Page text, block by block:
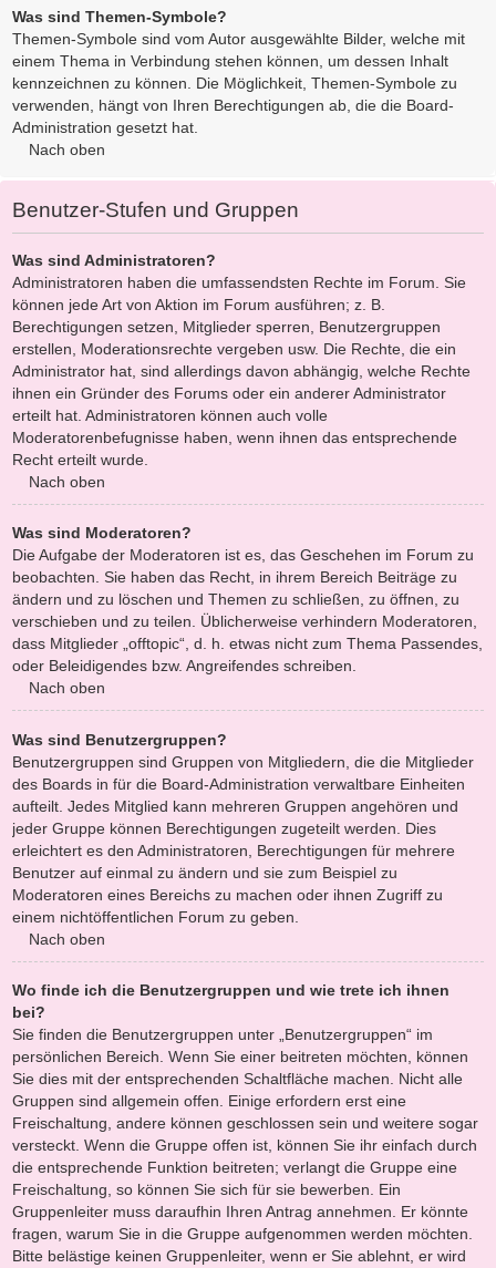
Was sind Themen-Symbole?
Themen-Symbole sind vom Autor ausgewählte Bilder, welche mit
einem Thema in Verbindung stehen können, um dessen Inhalt
kennzeichnen zu können. Die Möglichkeit, Themen-Symbole zu
verwenden, hängt von Ihren Berechtigungen ab, die die Board-
Administration gesetzt hat.
Nach oben
Benutzer-Stufen und Gruppen
Was sind Administratoren?
Administratoren haben die umfassendsten Rechte im Forum. Sie
können jede Art von Aktion im Forum ausführen; z. B.
Berechtigungen setzen, Mitglieder sperren, Benutzergruppen
erstellen, Moderationsrechte vergeben usw. Die Rechte, die ein
Administrator hat, sind allerdings davon abhängig, welche Rechte
ihnen ein Gründer des Forums oder ein anderer Administrator
erteilt hat. Administratoren können auch volle
Moderatorenbefugnisse haben, wenn ihnen das entsprechende
Recht erteilt wurde.
Nach oben
Was sind Moderatoren?
Die Aufgabe der Moderatoren ist es, das Geschehen im Forum zu
beobachten. Sie haben das Recht, in ihrem Bereich Beiträge zu
ändern und zu löschen und Themen zu schließen, zu öffnen, zu
verschieben und zu teilen. Üblicherweise verhindern Moderatoren,
dass Mitglieder „offtopic“, d. h. etwas nicht zum Thema Passendes,
oder Beleidigendes bzw. Angreifendes schreiben.
Nach oben
Was sind Benutzergruppen?
Benutzergruppen sind Gruppen von Mitgliedern, die die Mitglieder
des Boards in für die Board-Administration verwaltbare Einheiten
aufteilt. Jedes Mitglied kann mehreren Gruppen angehören und
jeder Gruppe können Berechtigungen zugeteilt werden. Dies
erleichtert es den Administratoren, Berechtigungen für mehrere
Benutzer auf einmal zu ändern und sie zum Beispiel zu
Moderatoren eines Bereichs zu machen oder ihnen Zugriff zu
einem nichtöffentlichen Forum zu geben.
Nach oben
Wo finde ich die Benutzergruppen und wie trete ich ihnen
bei?
Sie finden die Benutzergruppen unter „Benutzergruppen“ im
persönlichen Bereich. Wenn Sie einer beitreten möchten, können
Sie dies mit der entsprechenden Schaltfläche machen. Nicht alle
Gruppen sind allgemein offen. Einige erfordern erst eine
Freischaltung, andere können geschlossen sein und weitere sogar
versteckt. Wenn die Gruppe offen ist, können Sie ihr einfach durch
die entsprechende Funktion beitreten; verlangt die Gruppe eine
Freischaltung, so können Sie sich für sie bewerben. Ein
Gruppenleiter muss daraufhin Ihren Antrag annehmen. Er könnte
fragen, warum Sie in die Gruppe aufgenommen werden möchten.
Bitte belästige keinen Gruppenleiter, wenn er Sie ablehnt, er wird